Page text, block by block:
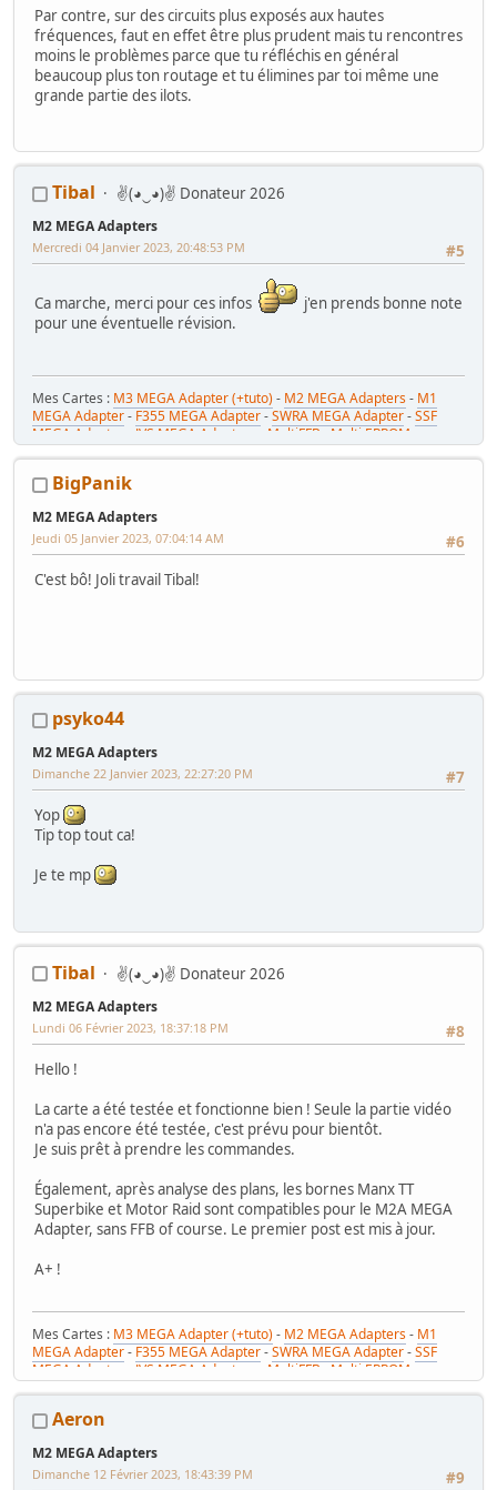
Par contre, sur des circuits plus exposés aux hautes
fréquences, faut en effet être plus prudent mais tu rencontres
moins le problèmes parce que tu réfléchis en général
beaucoup plus ton routage et tu élimines par toi même une
grande partie des ilots.
Tibal ✌(◕‿◕)✌ Donateur 2026
M2 MEGA Adapters
#5
Mercredi 04 Janvier 2023, 20:48:53 PM
Ca marche, merci pour ces infos
j'en prends bonne note
pour une éventuelle révision.
Mes Cartes : M3 MEGA Adapter (+tuto) - M2 MEGA Adapters- M1
MEGA Adapter- F355 MEGA Adapter-SWRA MEGA Adapter-SSF
MEGA Adapter
JVS MEGA Adapters
MultiFFB : Multi EPROM pour
Driveboard SEGA-M2toM3-Coin Tower Mini-VR Button Panel
RaceCab Multi sur Initial D
Mes WIP :Fast & Furious Super Bikes
Crisis 4 DX-Pole Position Upright
BigPanik
M2 MEGA Adapters
#6
Jeudi 05 Janvier 2023, 07:04:14 AM
C'est bô! Joli travail Tibal!
psyko44
M2 MEGA Adapters
#7
Dimanche 22 Janvier 2023, 22:27:20 PM
Yop
Tip top tout ca!
Je te mp
Tibal ✌(◕‿◕)✌ Donateur 2026
M2 MEGA Adapters
#8
Lundi 06 Février 2023, 18:37:18 PM
Hello !
La carte a été testée et fonctionne bien ! Seule la partie vidéo
n'a pas encore été testée, c'est prévu pour bientôt.
Je suis prêt à prendre les commandes.
Également, après analyse des plans, les bornes Manx TT
Superbike et Motor Raid sont compatibles pour le M2A MEGA
Adapter, sans FFB of course. Le premier post est mis à jour.
A+ !
Mes Cartes : M3 MEGA Adapter (+tuto) - M2 MEGA Adapters- M1
MEGA Adapter- F355 MEGA Adapter-SWRA MEGA Adapter-SSF
MEGA Adapter
JVS MEGA Adapters
MultiFFB : Multi EPROM pour
Driveboard SEGA-M2toM3-Coin Tower Mini-VR Button Panel
RaceCab Multi sur Initial D
Mes WIP :Fast & Furious Super Bikes
Crisis 4 DX- Pole Position Upright
Aeron
M2 MEGA Adapters
#9
Dimanche 12 Février 2023, 18:43:39 PM